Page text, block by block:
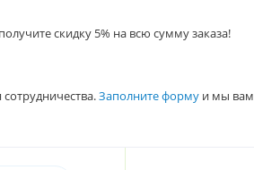
скидку 5% на всю сумму заказа!
Заполните форму и мы вам